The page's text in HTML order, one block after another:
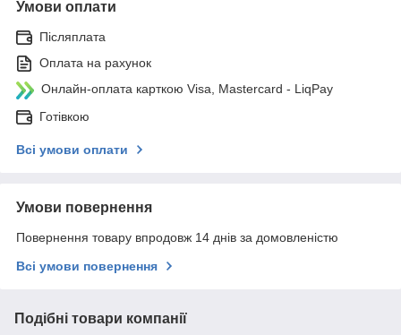
Умови оплати
Післяплата
Оплата на рахунок
Онлайн-оплата карткою Visa, Mastercard - LiqPay
Готівкою
Всі умови оплати
Умови повернення
Повернення товару впродовж 14 днів за домовленістю
Всі умови повернення
Подібні товари компанії